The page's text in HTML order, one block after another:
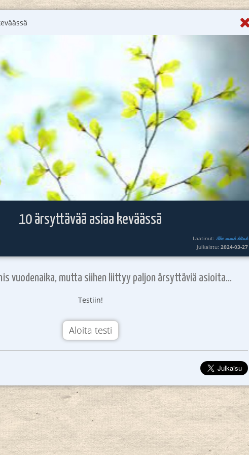
10 ärsyttävää asiaa keväässä
Laatinut:𝒯𝒽𝑒 𝓂𝓂𝒽 𝒷𝓁𝒾𝓃𝓀
Julkaistu:2024-03-27
vuodenaika, mutta siihen liittyy paljon ärsyttäviä asioita...
Testiin!
Aloita testi